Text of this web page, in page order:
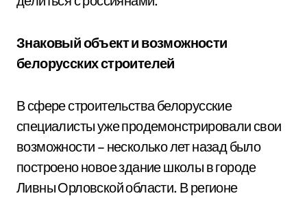
Знаковый объект и возможности
белорусских строителей
В сфере строительства белорусские
специалисты уже продемонстрировали свои
возможности – несколько лет назад было
построено новое здание школы в городе
Ливны Орловской области. В регионе